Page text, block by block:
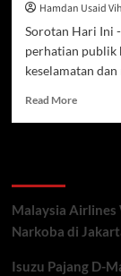
Hamdan Usaid
Sorotan Hari Ini
perhatian publik
keselamatan
Read MoreRead
Inggris,
1
dan
Malaysia Airlines
Narkoba di
Isuzu Pajang D-